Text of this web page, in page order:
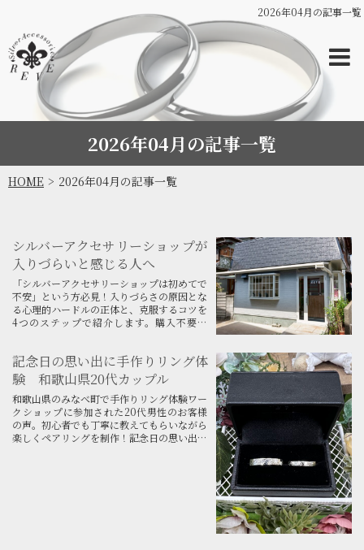
2026年04月の記事一覧
2026年04月の記事一覧
HOME 2026年04月の記事一覧
シルバーアクセサリーショップが
入りづらいと感じる人へ
「シルバーアクセサリーショップは初めてで
不安」という方必見！入りづらさの原因とな
る心理的ハードルの正体と、克服するコツを
4つのステップで紹介します。購入不要の
ョップの選び方を詳しく解説。
記念日の思い出に手作りリング体
験 和歌山県20代カップル
和歌山県のみなべ町で手作りリング体験ワー
クショップに参加された20代男性のお客様
の声。初心者でも丁寧に教えてもらいながら
楽しくペアリングを制作！記念日の思い出作